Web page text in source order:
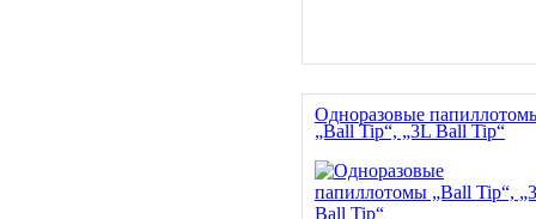
Одноразовые
„Ball Tip“, „3L Ball Tip“